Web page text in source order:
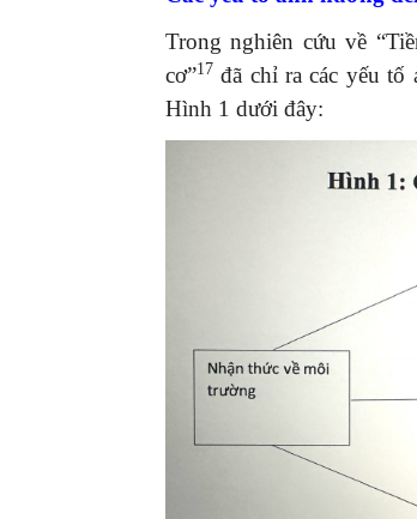
Trong nghiên cứu về
cơ”17 đã chỉ ra các yếu
Hình 1 dưới đây: